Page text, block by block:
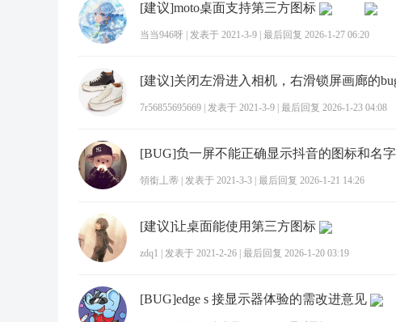
[建议]moto桌面支持第三方图标
当当946呀 发表于 2021-3-9 最后回复 2026-1-27 06:20
7r56855695669 发表于 2021-3-9 最后回复 2026-1-23 04:08
領銜丄蒂 发表于 2021-3-3 最后回复 2026-1-21 14:26
[建议]让桌面能使用第三方图标
zdq1 发表于 2021-2-26 最后回复 2026-1-20 03:19
[BUG]edge s 接显示器体验的需改进意见